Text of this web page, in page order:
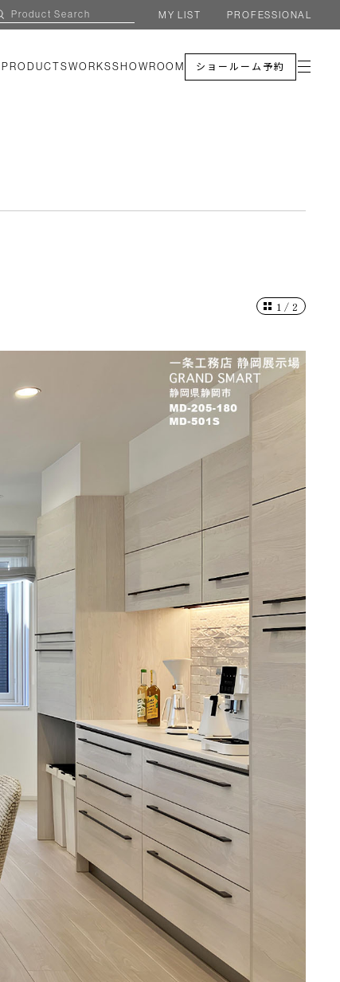
MY LIST PROFESSIONAL
PRODUCTSWORKSSHOWROOM ショールーム予約
1 /2